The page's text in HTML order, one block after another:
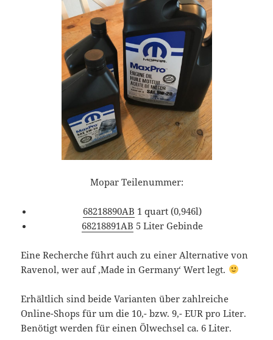
Mopar Teilenummer:
68218890AB 1 quart (0,946l)
68218891AB 5 Liter Gebinde
Eine Recherche führt auch zu einer Alternative von
Ravenol, wer auf ‚Made in Germany‘ Wert legt.
Erhältlich sind beide Varianten über zahlreiche
Online-Shops für um die 10,- bzw. 9,- EUR pro Liter.
Benötigt werden für einen Ölwechsel ca. 6 Liter.